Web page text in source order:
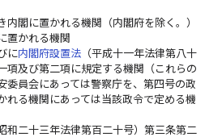
内閣に置かれる機関（内閣府を除く。）
置かれる機関
に内閣府設置法（平成十一年法律第八十
項及び第二項に規定する機関（これらの
委員会にあっては警察庁を、第四号の政
れる機関にあっては当該政令で定める機
和二十三年法律第百二十号）第三条第二